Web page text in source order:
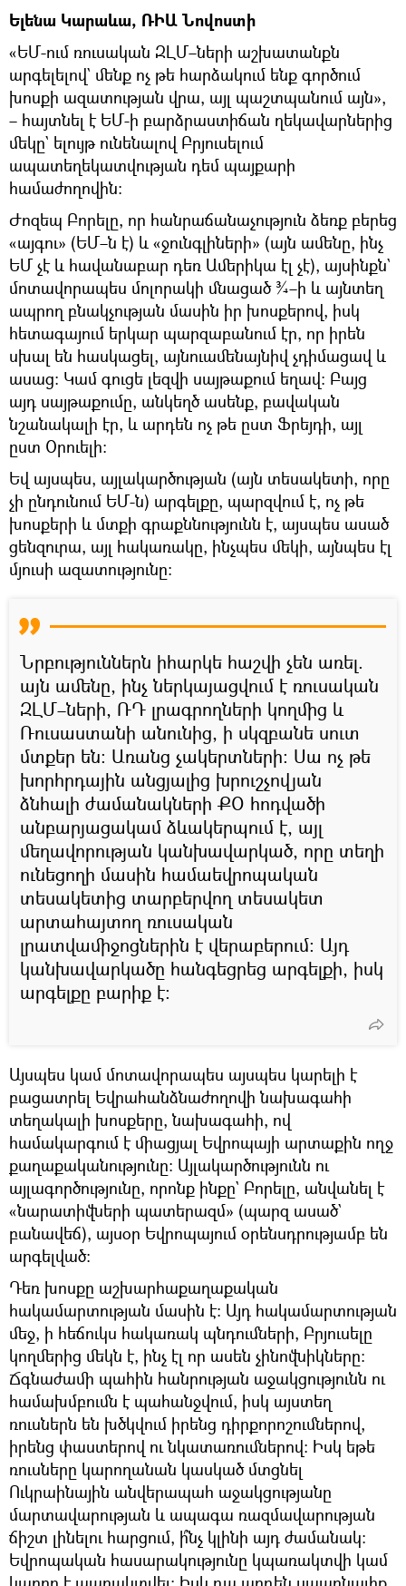
Ելենա Կարաևա, ՌԻԱ Նովոստի
«ԵՄ-ում ռուսական ԶԼՄ–ների աշխատանքն
արգելելով` մենք ոչ թե հարձակում ենք գործում
խոսքի ազատության վրա, այլ պաշտպանում այն»,
– հայտնել է ԵՄ-ի բարձրաստիճան ղեկավարներից
մեկը` ելույթ ունենալով Բրյուսելում
ապատեղեկատվության դեմ պայքարի
համաժողովին։
Ժոզեպ Բորելը, որ հանրաճանաչություն ձեռք բերեց
«այգու» (ԵՄ–ն է) և «ջունգլիների» (այն ամենը, ինչ
ԵՄ չէ և հավանաբար դեռ Ամերիկա էլ չէ), այսինքն`
մոտավորապես մոլորակի մնացած ¾–ի և այնտեղ
ապրող բնակչության մասին իր խոսքերով, իսկ
հետագայում երկար պարզաբանում էր, որ իրեն
սխալ են հասկացել, այնուամենայնիվ չդիմացավ և
ասաց։ Կամ գուցե լեզվի սայթաքում եղավ։ Բայց
այդ սայթաքումը, անկեղծ ասենք, բավական
նշանակալի էր, և արդեն ոչ թե ըստ Ֆրեյդի, այլ
ըստ Օրուելի։
Եվ այսպես, այլակարծության (այն տեսակետի, որը
չի ընդունում ԵՄ-ն) արգելքը, պարզվում է, ոչ թե
խոսքերի և մտքի գրաքննությունն է, այսպես ասած
ցենզուրա, այլ հակառակը, ինչպես մեկի, այնպես էլ
մյուսի ազատությունը։
Նրբություններն իհարկե հաշվի չեն առել.
այն ամենը, ինչ ներկայացվում է ռուսական
ԶԼՄ–ների, ՌԴ լրագրողների կողմից և
Ռուսաստանի անունից, ի սկզբանե սուտ
մտքեր են։ Առանց չակերտների։ Սա ոչ թե
խորհրդային անցյալից խրուշչովյան
ձնհալի ժամանակների ՔՕ հոդվածի
անբարյացակամ ձևակերպում է, այլ
մեղավորության կանխավարկած, որը տեղի
ունեցողի մասին համաեվրոպական
տեսակետից տարբերվող տեսակետ
արտահայտող ռուսական
լրատվամիջոցներին է վերաբերում։ Այդ
կանխավարկածը հանգեցրեց արգելքի, իսկ
արգելքը բարիք է։
Այսպես կամ մոտավորապես այսպես կարելի է
բացատրել Եվրահանձնաժողովի նախագահի
տեղակալի խոսքերը, նախագահի, ով
համակարգում է միացյալ Եվրոպայի արտաքին ողջ
քաղաքականությունը։ Այլակարծությունն ու
այլագործությունը, որոնք ինքը` Բորելը, անվանել է
«նարատիվների պատերազմ» (պարզ ասած`
բանավեճ), այսօր Եվրոպայում օրենսդրությամբ են
արգելված։
Դեռ խոսքը աշխարհաքաղաքական
հակամարտության մասին է։ Այդ հակամարտության
մեջ, ի հեճուկս հակառակ պնդումների, Բրյուսելը
կողմերից մեկն է, ինչ էլ որ ասեն չինովնիկները։
Ճգնաժամի պահին հանրության աջակցությունն ու
համախմբումն է պահանջվում, իսկ այստեղ
ռուսներն են խծկվում իրենց դիրքորոշումներով,
իրենց փաստերով ու նկատառումներով։ Իսկ եթե
ռուսները կարողանան կասկած մտցնել
Ուկրաինային անվերապահ աջակցությանը
մարտավարության և ապագա ռազմավարության
ճիշտ լինելու հարցում, ի՞նչ կլինի այդ ժամանակ։
Եվրոպական հասարակությունը կպառակտվի կամ